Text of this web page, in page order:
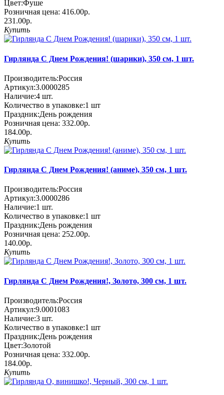
Цвет:Фуше
Розничная цена: 416.00р.
231.00р.
Купить
Гирлянда С Днем Рождения! (шарики), 350 см, 1 шт.
Производитель:Россия
Артикул:3.0000285
Наличие:4 шт.
Количество в упаковке:1 шт
Праздник:День рождения
Розничная цена: 332.00р.
184.00р.
Купить
Гирлянда С Днем Рождения! (аниме), 350 см, 1 шт.
Производитель:Россия
Артикул:3.0000286
Наличие:1 шт.
Количество в упаковке:1 шт
Праздник:День рождения
Розничная цена: 252.00р.
140.00р.
Купить
Гирлянда С Днем Рождения!, Золото, 300 см, 1 шт.
Производитель:Россия
Артикул:9.0001083
Наличие:3 шт.
Количество в упаковке:1 шт
Праздник:День рождения
Цвет:Золотой
Розничная цена: 332.00р.
184.00р.
Купить